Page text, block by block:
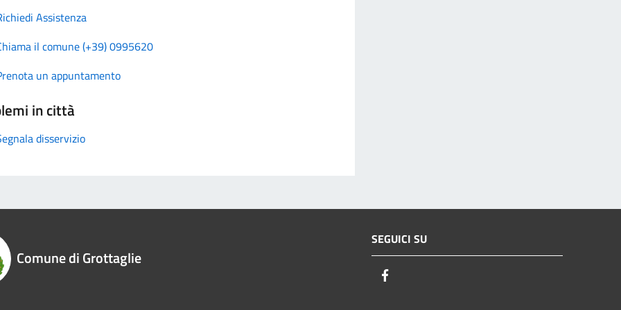
Assistenza
il comune (+39) 0995620
un appuntamento
in città
disservizio
Comune di Grottaglie
SEGUICI SU